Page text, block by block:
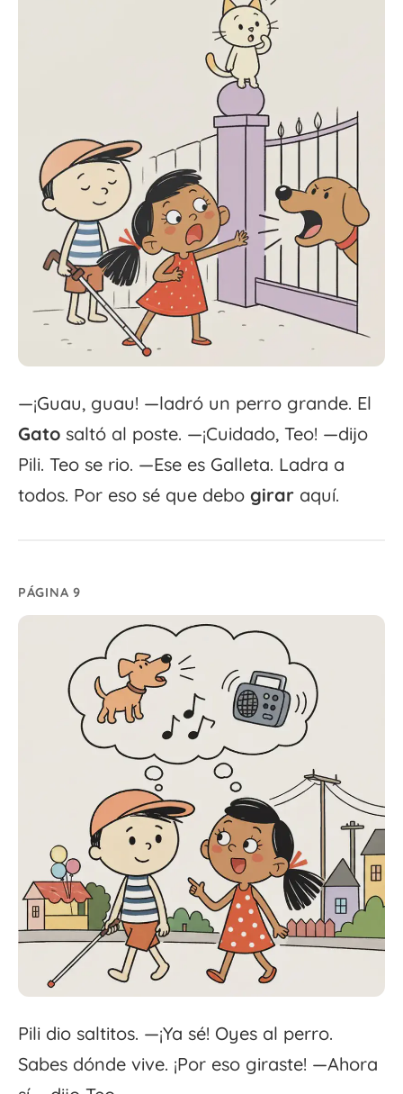
—¡Guau, guau! —ladró un perro grande. El
Gato saltó al poste. —¡Cuidado, Teo! —dijo
Pili. Teo se rio. —Ese es Galleta. Ladra a
todos. Por eso sé que debo girar aquí.
PÁGINA 9
Pili dio saltitos. —¡Ya sé! Oyes al perro.
Sabes dónde vive. ¡Por eso giraste! —Ahora